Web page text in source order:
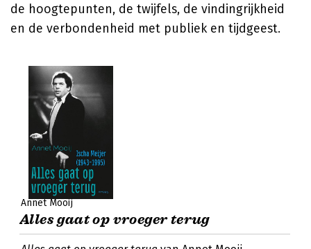
de hoogtepunten, de twijfels, de vindingrijkheid
en de verbondenheid met publiek en tijdgeest.
Annet Mooij
Alles gaat op vroeger terug